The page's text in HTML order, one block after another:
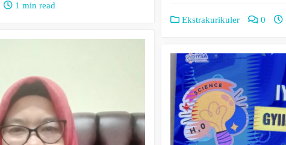
1 min read
Ekstrakurikuler 0